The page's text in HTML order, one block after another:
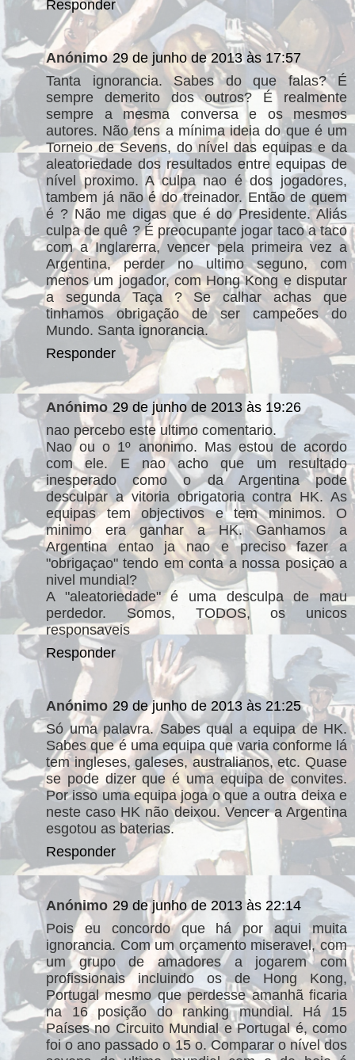
Responder
Anónimo 29 de junho de 2013 às 17:57
Tanta ignorancia. Sabes do que falas? É
sempre demerito dos outros? É realmente
sempre a mesma conversa e os mesmos
autores. Não tens a mínima ideia do que é um
Torneio de Sevens, do nível das equipas e da
aleatoriedade dos resultados entre equipas de
nível proximo. A culpa nao é dos jogadores,
tambem já não é do treinador. Então de quem
é ? Não me digas que é do Presidente. Aliás
culpa de quê ? É preocupante jogar taco a taco
com a Inglarerra, vencer pela primeira vez a
Argentina, perder no ultimo seguno, com
menos um jogador, com Hong Kong e disputar
a segunda Taça ? Se calhar achas que
tinhamos obrigação de ser campeões do
Mundo. Santa ignorancia.
Responder
Anónimo 29 de junho de 2013 às 19:26
nao percebo este ultimo comentario.
Nao ou o 1º anonimo. Mas estou de acordo
com ele. E nao acho que um resultado
inesperado como o da Argentina pode
desculpar a vitoria obrigatoria contra HK. As
equipas tem objectivos e tem minimos. O
minimo era ganhar a HK. Ganhamos a
Argentina entao ja nao e preciso fazer a
"obrigaçao" tendo em conta a nossa posiçao a
nivel mundial?
A "aleatoriedade" é uma desculpa de mau
perdedor. Somos, TODOS, os unicos
responsaveis
Responder
Anónimo 29 de junho de 2013 às 21:25
Só uma palavra. Sabes qual a equipa de HK.
Sabes que é uma equipa que varia conforme lá
tem ingleses, galeses, australianos, etc. Quase
se pode dizer que é uma equipa de convites.
Por isso uma equipa joga o que a outra deixa e
neste caso HK não deixou. Vencer a Argentina
esgotou as baterias.
Responder
Anónimo 29 de junho de 2013 às 22:14
Pois eu concordo que há por aqui muita
ignorancia. Com um orçamento miseravel, com
um grupo de amadores a jogarem com
profissionais incluindo os de Hong Kong,
Portugal mesmo que perdesse amanhã ficaria
na 16 posição do ranking mundial. Há 15
Países no Circuito Mundial e Portugal é, como
foi o ano passado o 15 o. Comparar o nível dos